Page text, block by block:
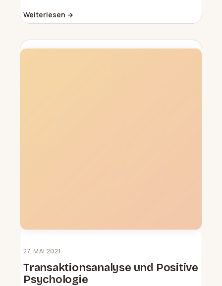
Weiterlesen →
27. MAI 2021
Transaktionsanalyse und Positive
Psychologie